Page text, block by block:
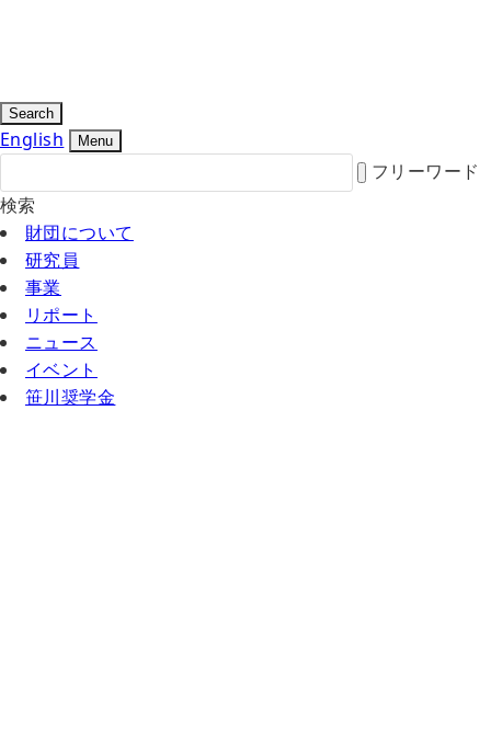
Search
English Menu
フリーワード
検索
財団について
研究員
事業
リポート
ニュース
イベント
笹川奨学金